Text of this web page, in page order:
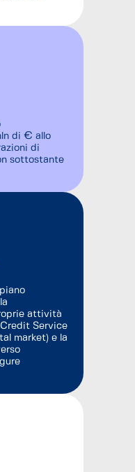
attività
Service
market) e la
di € allo
di
sottostante